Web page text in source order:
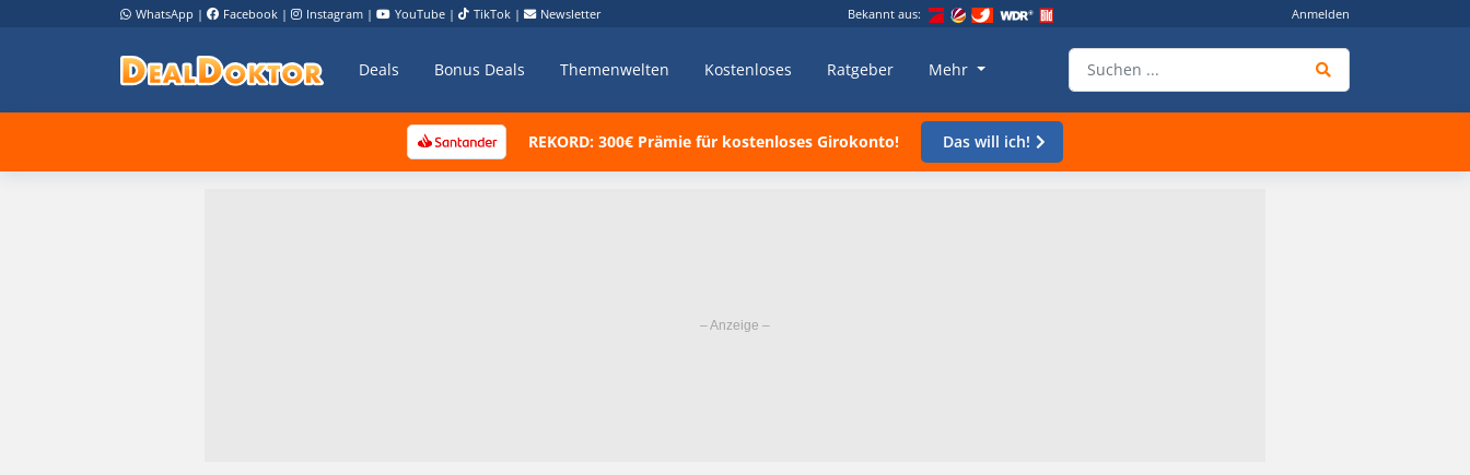
WhatsApp | Facebook | Instagram | YouTube | TikTok | Newsletter Bekannt aus: Anmelden
Deals Bonus Deals Themenwelten Kostenloses Ratgeber Mehr
REKORD: 300€ Prämie für kostenloses Girokonto! Das will ich!